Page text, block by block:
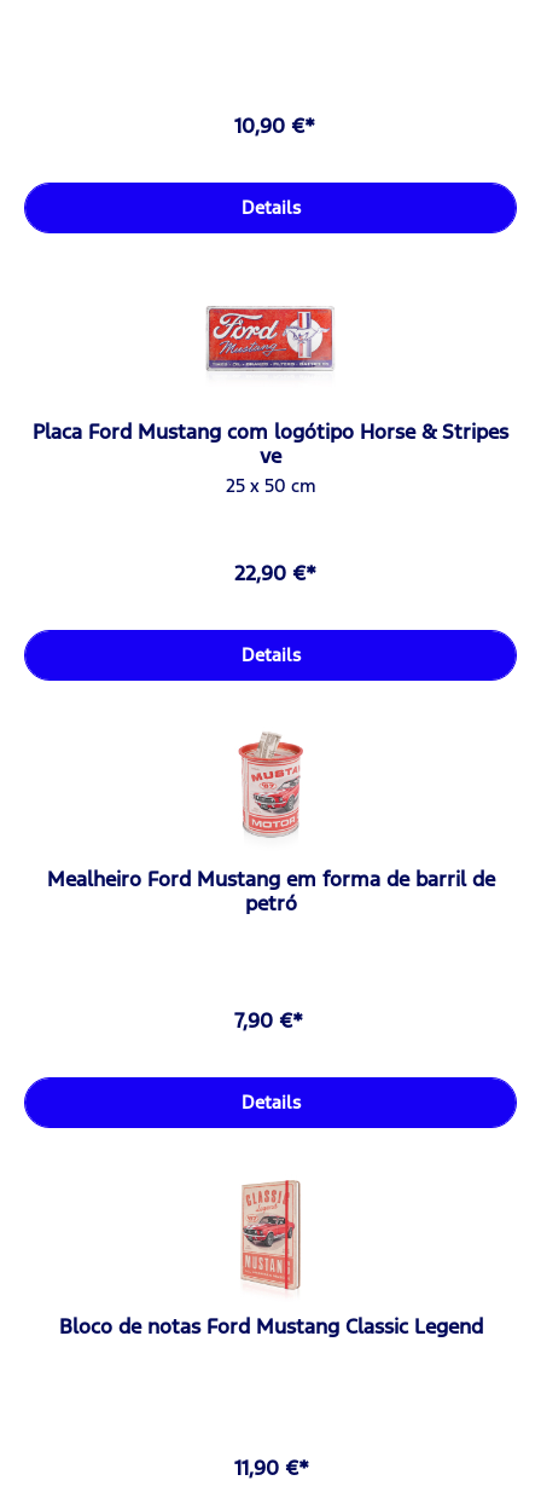
10,90 €*
Details
Placa Ford Mustang com logótipo Horse & Stripes
ve
25 x 50 cm
22,90 €*
Details
Mealheiro Ford Mustang em forma de barril de
petró
7,90 €*
Details
Bloco de notas Ford Mustang Classic Legend
11,90 €*